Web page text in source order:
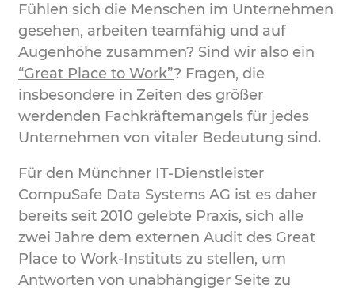
Fühlen sich die Menschen im Unternehmen
gesehen, arbeiten teamfähig und auf
Augenhöhe zusammen? Sind wir also ein
“Great Place to Work”? Fragen, die
insbesondere in Zeiten des größer
werdenden Fachkräftemangels für jedes
Unternehmen von vitaler Bedeutung sind.
Für den Münchner IT-Dienstleister
CompuSafe Data Systems AG ist es daher
bereits seit 2010 gelebte Praxis, sich alle
zwei Jahre dem externen Audit des Great
Place to Work-Instituts zu stellen, um
Antworten von unabhängiger Seite zu